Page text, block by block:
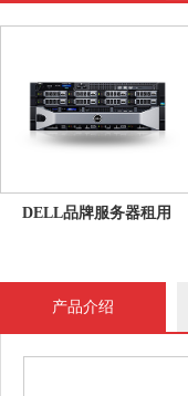
DELL品牌服务器租用
产品介绍